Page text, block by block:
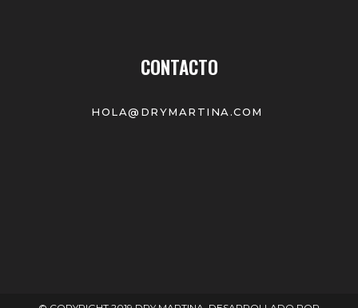
CONTACTO
HOLA@DRYMARTINA.COM